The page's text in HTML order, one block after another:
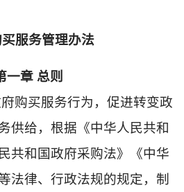
服务管理办法
一章 总则
买服务行为，促进转变政
供给，根据《中华人民共和
共和国政府采购法》《中华
法律、行政法规的规定，制